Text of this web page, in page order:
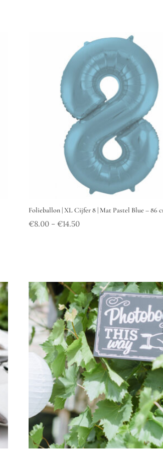
Folieballon | XL Cijfer 8 | Mat Pastel Blue – 86
€8.00– €14.50